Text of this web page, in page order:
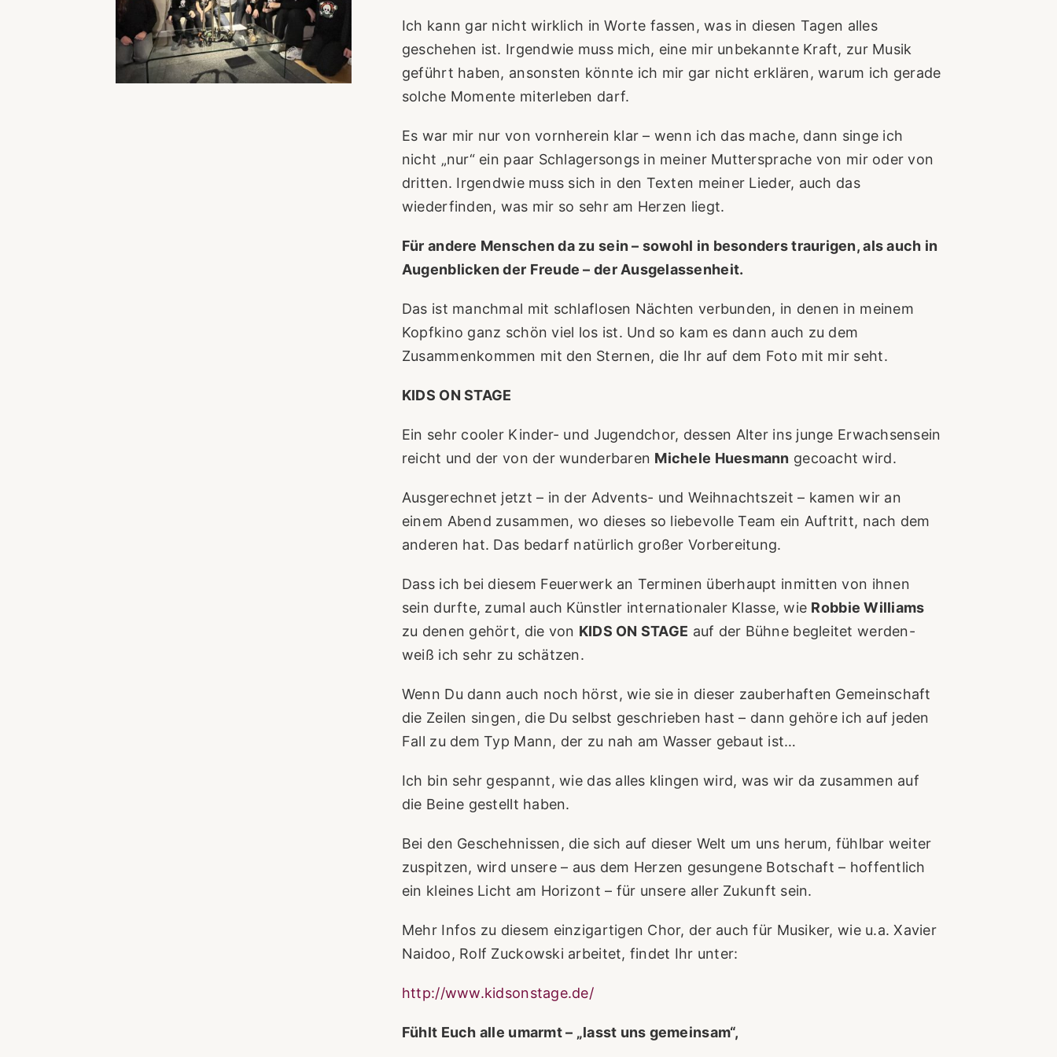
Ich kann gar nicht wirklich in Worte fassen, was in diesen Tagen alles
geschehen ist. Irgendwie muss mich, eine mir unbekannte Kraft, zur Musik
geführt haben, ansonsten könnte ich mir gar nicht erklären, warum ich gerade
solche Momente miterleben darf.
Es war mir nur von vornherein klar – wenn ich das mache, dann singe ich
nicht „nur“ ein paar Schlagersongs in meiner Muttersprache von mir oder von
dritten. Irgendwie muss sich in den Texten meiner Lieder, auch das
wiederfinden, was mir so sehr am Herzen liegt.
Für andere Menschen da zu sein – sowohl in besonders traurigen, als auch in
Augenblicken der Freude – der Ausgelassenheit.
Das ist manchmal mit schlaflosen Nächten verbunden, in denen in meinem
Kopfkino ganz schön viel los ist. Und so kam es dann auch zu dem
Zusammenkommen mit den Sternen, die Ihr auf dem Foto mit mir seht.
KIDS ON STAGE
Ein sehr cooler Kinder- und Jugendchor, dessen Alter ins junge Erwachsensein
reicht und der von der wunderbaren Michele Huesmann gecoacht wird.
Ausgerechnet jetzt – in der Advents- und Weihnachtszeit – kamen wir an
einem Abend zusammen, wo dieses so liebevolle Team ein Auftritt, nach dem
anderen hat. Das bedarf natürlich großer Vorbereitung.
Dass ich bei diesem Feuerwerk an Terminen überhaupt inmitten von ihnen
sein durfte, zumal auch Künstler internationaler Klasse, wie Robbie Williams
zu denen gehört, die von KIDS ON STAGE auf der Bühne begleitet werden-
weiß ich sehr zu schätzen.
Wenn Du dann auch noch hörst, wie sie in dieser zauberhaften Gemeinschaft
die Zeilen singen, die Du selbst geschrieben hast – dann gehöre ich auf jeden
Fall zu dem Typ Mann, der zu nah am Wasser gebaut ist…
Ich bin sehr gespannt, wie das alles klingen wird, was wir da zusammen auf
die Beine gestellt haben.
Bei den Geschehnissen, die sich auf dieser Welt um uns herum, fühlbar weiter
zuspitzen, wird unsere – aus dem Herzen gesungene Botschaft – hoffentlich
ein kleines Licht am Horizont – für unsere aller Zukunft sein.
Mehr Infos zu diesem einzigartigen Chor, der auch für Musiker, wie u.a. Xavier
Naidoo, Rolf Zuckowski arbeitet, findet Ihr unter:
http://www.kidsonstage.de/
Fühlt Euch alle umarmt – „lasst uns gemeinsam“,